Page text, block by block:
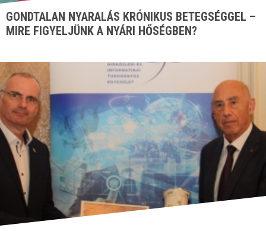
GONDTALAN NYARALÁS KRÓNIKUS BETEGSÉGGEL –
MIRE FIGYELJÜNK A NYÁRI HŐSÉGBEN?